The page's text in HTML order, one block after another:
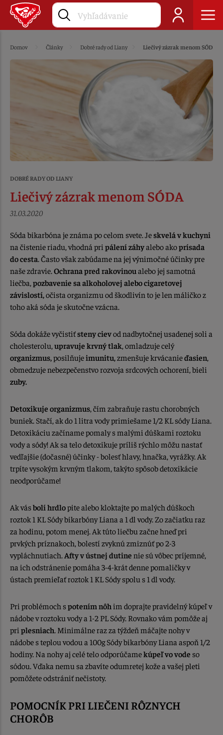
Domov Články Dobré rady od Liany Liečivý zázrak menom SÓDA
DOBRÉ RADY OD LIANY
Liečivý zázrak menom SÓDA
31.03.2020
Sóda bikarbóna je známa po celom svete. Jeskvelá v kuchyni
na čistenie riadu, vhodná pri pálení záhyalebo akoprísada
do cesta. Často však zabúdame na jej výnimočné účinky pre
naše zdravie.Ochrana pred rakovinoualebo jej samotná
liečba, pozbavenie sa alkoholovej alebo cigaretovej
závislostí,očista organizmu od škodlivín to je len máličko z
toho aká sóda je skutočne vzácna.
Sóda dokáže vyčistiťsteny cievod nadbytočnej usadenej soli a
cholesterolu, upravuje krvný tlak, omladzuje celý
organizmus,posilňujeimunitu,zmenšuje krvácanieďasien,
obmedzuje nebezpečenstvo rozvoja srdcových ochorení, bieli
zuby.
Detoxikuje organizmus, čím zabraňuje rastu chorobných
buniek. Stačí, ak do 1 litra vody primiešame 1/2 KL sódy Liana.
Detoxikáciu začíname pomaly s malými dúškami roztoku
vody a sódy! Ak sa telo detoxikuje príliš rýchlo môžu nastať
vedľajšie (dočasné) účinky - bolesť hlavy, hnačka, vyrážky. Ak
trpíte vysokým krvným tlakom, takýto spôsob detoxikácie
neodporúčame!
Ak vásbolí hrdlopite alebo kloktajte po malých dúškoch
roztok 1 KL Sódy bikarbóny Liana a 1 dl vody. Zo začiatku raz
za hodinu, potom menej. Ak túto liečbu začne hneď pri
prvkých príznakoch, bolestí zvyknú zmiznúť po 2-3
vypláchnutiach. Afty v ústnej dutine nie sú vôbec príjemné,
na ich odstránenie pomáha 3-4-krát denne pomaličky v
ústach premieľať roztok 1 KL Sódy spolu s 1 dl vody.
Pri problémoch spotením nôh im doprajte pravidelný kúpeľ v
nádobe v roztoku vody a 1-2 PL Sódy. Rovnako vám pomôže aj
pri plesniach. Minimálne raz za týždeň máčajte nohy v
nádobe s teplou vodou a 100g Sódy bikarbóny Liana aspoň 1/2
hodiny. Na nohy aj celé telo odporúčamekúpeľ vo vode so
sódou. Vďaka nemu sa zbavíte odumretej kože a vašej pleti
pomôžete odstrániť nečistoty.
POMOCNÍK PRI LIEČENI RÔZNYCH
CHORÔB